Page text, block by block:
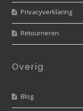
Privacyverklaring
Retourneren
Overig
Blog